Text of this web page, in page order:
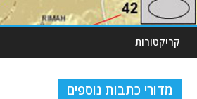
קריקטורות
מדורי כתבות נוספים